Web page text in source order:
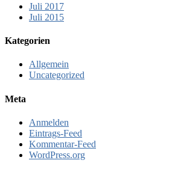
Juli 2017
Juli 2015
Kategorien
Allgemein
Uncategorized
Meta
Anmelden
Eintrags-Feed
Kommentar-Feed
WordPress.org